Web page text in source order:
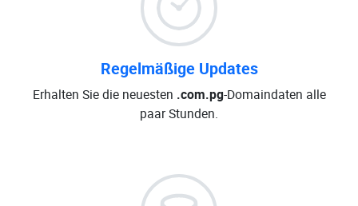
Regelmäßige Updates
Erhalten Sie die neuesten .com.pg-Domaindaten alle
paar Stunden.